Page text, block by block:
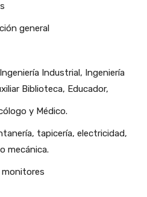
general
Industrial, Ingeniería
Biblioteca, Educador,
y Médico.
tapicería, electricidad,
mecánica.
monitores